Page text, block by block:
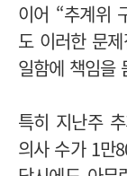
이어 “추계위
도 이러한 문
일함에 책임을
특히 지난주
의사 수가 1만